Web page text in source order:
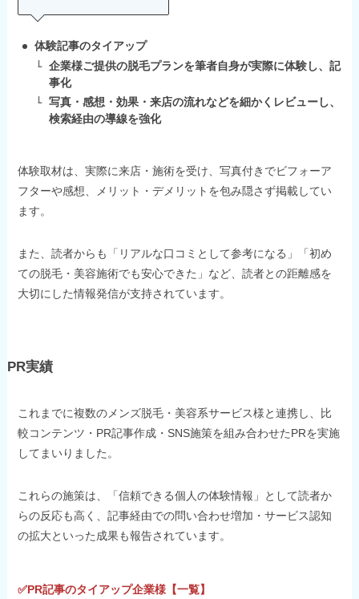
体験記事のタイアップ
企業様ご提供の脱毛プランを筆者自身が実際に体験し、記
事化
写真・感想・効果・来店の流れなどを細かくレビューし、
検索経由の導線を強化
体験取材は、実際に来店・施術を受け、写真付きでビフォーア
フターや感想、メリット・デメリットを包み隠さず掲載してい
ます。
また、読者からも「リアルな口コミとして参考になる」「初め
ての脱毛・美容施術でも安心できた」など、読者との距離感を
大切にした情報発信が支持されています。
PR実績
これまでに複数のメンズ脱毛・美容系サービス様と連携し、比
較コンテンツ・PR記事作成・SNS施策を組み合わせたPRを実施
してまいりました。
これらの施策は、「信頼できる個人の体験情報」として読者か
らの反応も高く、記事経由での問い合わせ増加・サービス認知
の拡大といった成果も報告されています。
✅PR記事のタイアップ企業様【一覧】